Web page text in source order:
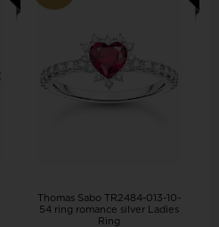
Thomas Sabo TR2484-013-10-
54 ring romance silver Ladies
Ring